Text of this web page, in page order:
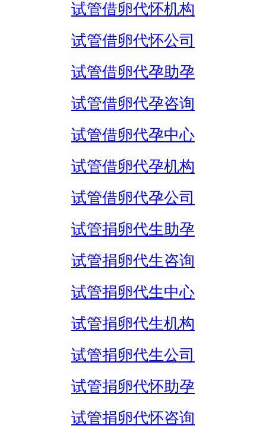
试管借卵代怀机构
试管借卵代怀公司
试管借卵代孕助孕
试管借卵代孕咨询
试管借卵代孕中心
试管借卵代孕机构
试管借卵代孕公司
试管捐卵代生助孕
试管捐卵代生咨询
试管捐卵代生中心
试管捐卵代生机构
试管捐卵代生公司
试管捐卵代怀助孕
试管捐卵代怀咨询